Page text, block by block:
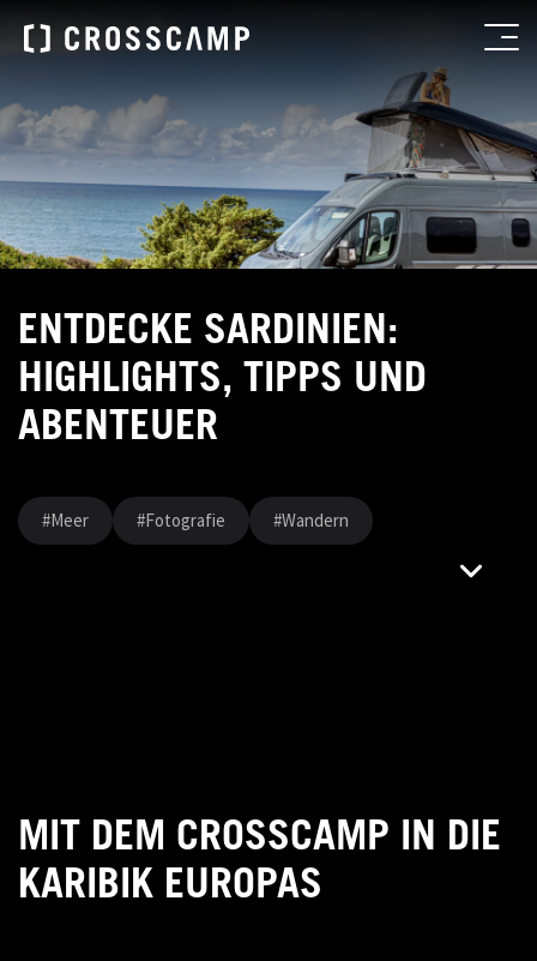
ENTDECKE SARDINIEN:
HIGHLIGHTS, TIPPS UND
ABENTEUER
#Meer #Fotografie #Wandern
MIT DEM CROSSCAMP IN DIE
KARIBIK EUROPAS